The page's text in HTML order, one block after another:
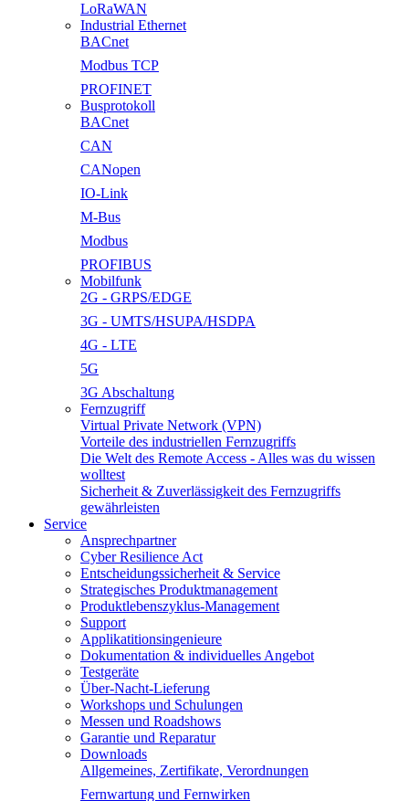
LoRaWAN
Industrial Ethernet
BACnet
Modbus TCP
PROFINET
Busprotokoll
BACnet
CAN
CANopen
IO-Link
M-Bus
Modbus
PROFIBUS
Mobilfunk
2G - GRPS/EDGE
3G - UMTS/HSUPA/HSDPA
4G - LTE
5G
3G Abschaltung
Fernzugriff
Virtual Private Network (VPN)
Vorteile des industriellen Fernzugriffs
Die Welt des Remote Access - Alles was du wissen
wolltest
Sicherheit & Zuverlässigkeit des Fernzugriffs
gewährleisten
Service
Ansprechpartner
Cyber Resilience Act
Entscheidungssicherheit & Service
Strategisches Produktmanagement
Produktlebenszyklus-Management
Support
Applikatitionsingenieure
Dokumentation & individuelles Angebot
Testgeräte
Über-Nacht-Lieferung
Workshops und Schulungen
Messen und Roadshows
Garantie und Reparatur
Downloads
Allgemeines, Zertifikate, Verordnungen
Fernwartung und Fernwirken